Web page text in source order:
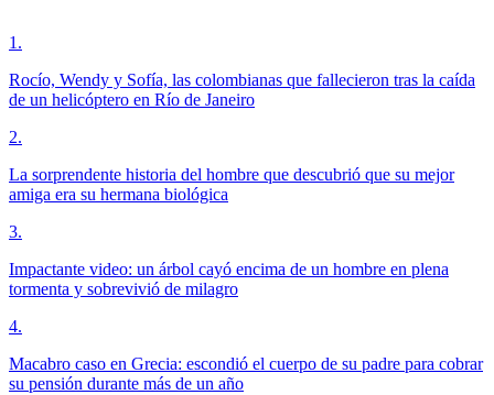
1 .
Rocío, Wendy y Sofía, las colombianas que fallecieron tras la caída
de un helicóptero en Río de Janeiro
2.
La sorprendente historia del hombre que descubrió que su mejor
amiga era su hermana biológica
3.
Impactante video: un árbol cayó encima de un hombre en plena
tormenta y sobrevivió de milagro
4.
Macabro caso en Grecia: escondió el cuerpo de su padre para cobrar
su pensión durante más de un año